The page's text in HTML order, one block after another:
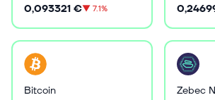
0,093321 €▼7.1%
Bitcoin
Zebec